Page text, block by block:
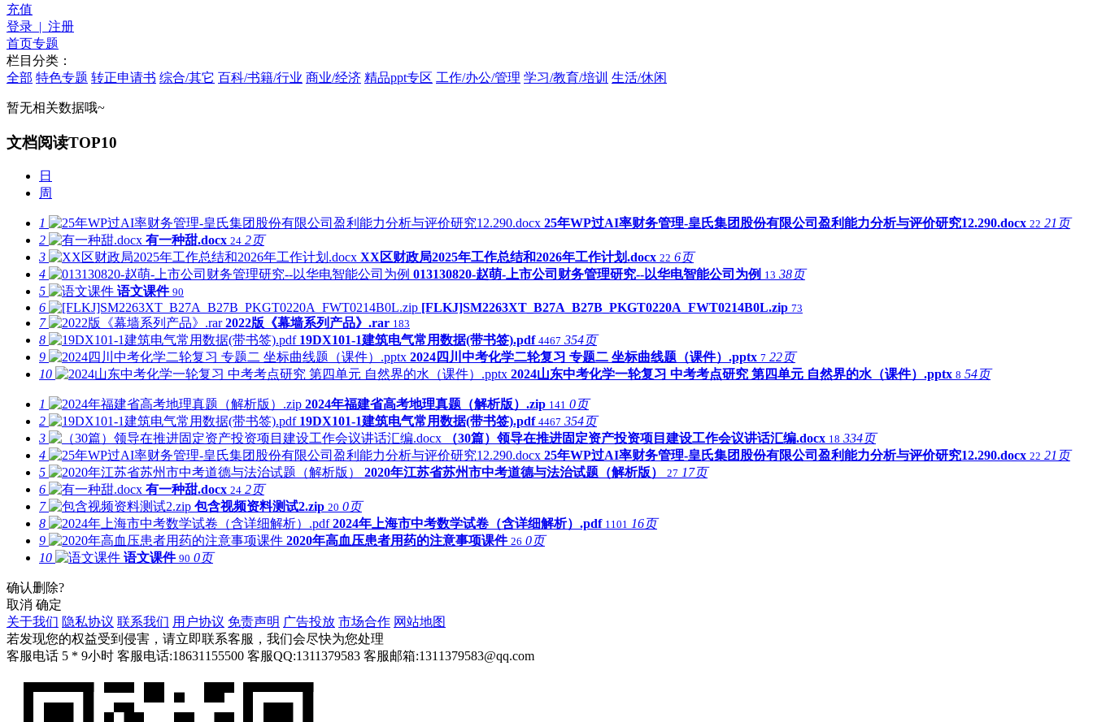
充值
登录 | 注册
首页专题
栏目分类：
全部 特色专题 转正申请书 综合/其它 百科/书籍/行业 商业/经济 精品ppt专区 工作/办公/管理 学习/教育/培训 生活/休闲
暂无相关数据哦~
文档阅读TOP10
日
周
1 25年WP过AI率财务管理-皇氏集团股份有限公司盈利能力分析与评价研究12.290.docx 22 21页
2
有一种甜.docx 24 2页
3
XX区财政局2025年工作总结和2026年工作计划.docx 22 6页
4
013130820-赵萌-上市公司财务管理研究--以华电智能公司为例 13 38页
5
语文课件 90
6 [FLKJ]SM2263XT_B27A_B27B_PKGT0220A_FWT0214B0L.zip 73
7 2022版《幕墙系列产品》.rar 183
8 19DX101-1建筑电气常用数据(带书签).pdf 4467 354页
9
2024四川中考化学二轮复习 专题二 坐标曲线题（课件）.pptx 7 22页
10
2024山东中考化学一轮复习 中考考点研究 第四单元 自然界的水（课件）.pptx 8 54页
1 2024年福建省高考地理真题（解析版）.zip 141 0页
2
19DX101-1建筑电气常用数据(带书签).pdf 4467 354页
3
（30篇）领导在推进固定资产投资项目建设工作会议讲话汇编.docx 18 334页
4
25年WP过AI率财务管理-皇氏集团股份有限公司盈利能力分析与评价研究12.290.docx 22 21页
5
2020年江苏省苏州市中考道德与法治试题（解析版） 27 17页
6
有一种甜.docx 24 2页
7
包含视频资料测试2.zip 20 0页
8
2024年上海市中考数学试卷（含详细解析）.pdf 1101 16页
9
2020年高血压患者用药的注意事项课件 26 0页
10
语文课件 90 0页
确认删除?
取消 确定
关于我们 隐私协议 联系我们 用户协议 免责声明 广告投放 市场合作 网站地图
若发现您的权益受到侵害，请立即联系客服，我们会尽快为您处理
客服电话 5 * 9小时 客服电话:18631155500 客服QQ:1311379583 客服邮箱:1311379583@qq.com